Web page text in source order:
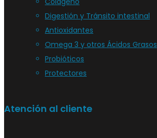
Digestión y Tránsito intestinal
Antioxidantes
Omega 3 y otros Ácidos Grasos
Probióticos
Protectores
Atención al cliente